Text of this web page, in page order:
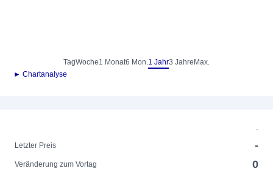
TagWoche1 Monat6 Mon.1 Jahr3 Jahre Max.
► Chartanalyse
-
Letzter Preis
-
Veränderung zum Vortag 0